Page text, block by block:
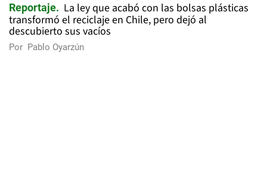
Reportaje
La ley que acabó con las bolsas plásticas
transformó el reciclaje en Chile, pero dejó al
descubierto sus vacíos
Por Pablo Oyarzún